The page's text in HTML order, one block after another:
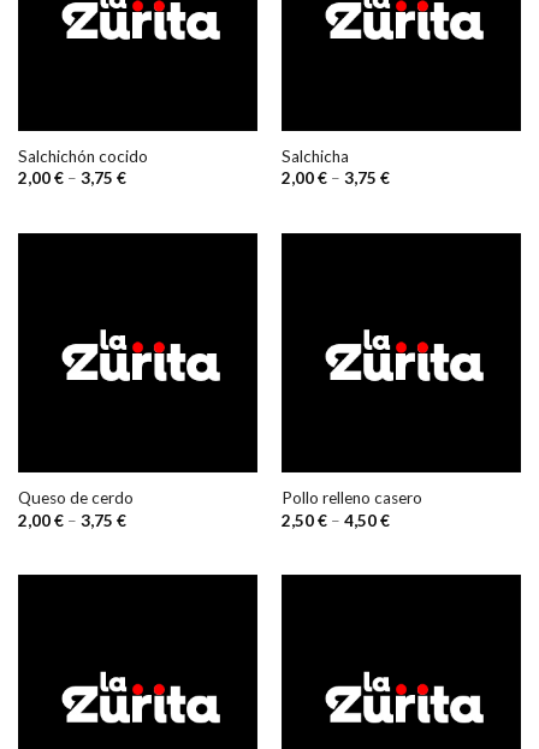
Salchichón cocido
2,00€– 3,75 €
Salchicha
2,00€– 3,75 €
Queso de cerdo
2,00€– 3,75 €
Pollo relleno casero
2,50€– 4,50€